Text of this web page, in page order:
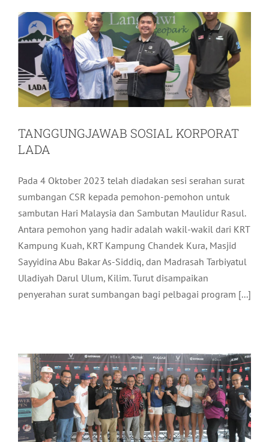
TANGGUNGJAWAB SOSIAL KORPORAT
LADA
Pada 4 Oktober 2023 telah diadakan sesi serahan surat
sumbangan CSR kepada pemohon-pemohon untuk
sambutan Hari Malaysia dan Sambutan Maulidur Rasul.
Antara pemohon yang hadir adalah wakil-wakil dari KRT
Kampung Kuah, KRT Kampung Chandek Kura, Masjid
Sayyidina Abu Bakar As-Siddiq, dan Madrasah Tarbiyatul
Uladiyah Darul Ulum, Kilim. Turut disampaikan
penyerahan surat sumbangan bagi pelbagai program [...]
PRESS CONFERENCE OF IRONMAN